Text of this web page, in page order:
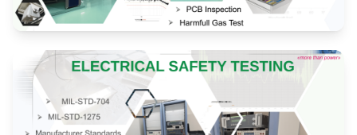
Çevresel ve Güvenlik Testleri